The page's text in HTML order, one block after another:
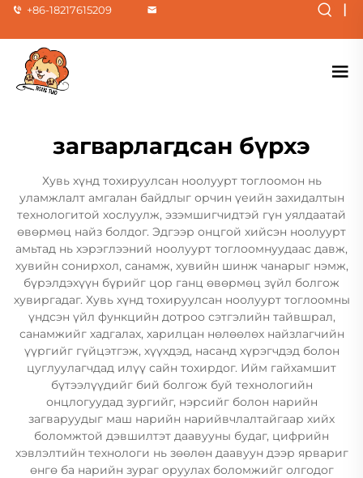
+86-18217615209 |
загварлагдсан бүрхэ
Хувь хүнд тохируулсан ноолуурт тоглоомон нь
уламжлалт амгалан байдлыг орчин үеийн захидалтын
технологитой хослуулж, эзэмшигчидтэй гүн уялдаатай
өвөрмөц найз болдог. Эдгээр онцгой хийсэн ноолуурт
амьтад нь хэрэглээний ноолуурт тоглоомнуудаас давж,
хувийн сонирхол, санамж, хувийн шинж чанарыг нэмж,
бүрэлдэхүүн бүрийг цор ганц өвөрмөц зүйл болгож
хувиргадаг. Хувь хүнд тохируулсан ноолуурт тоглоомны
үндсэн үйл функцийн дотроо сэтгэлийн тайвшрал,
санамжийг хадгалах, харилцан нөлөөлөх найзлагчийн
үүргийг гүйцэтгэж, хүүхдэд, насанд хүрэгчдэд болон
цуглуулагчдад илүү сайн тохирдог. Ийм гайхамшит
бүтээлүүдийг бий болгож буй технологийн
онцлогуудад зургийг, нэрсийг болон нарийн
загваруудыг маш нарийн нарийвчлалтайгаар хийх
боломжтой дэвшилтэт даавууны будаг, цифрийн
хэвлэлтийн технологи нь зөөлөн даавуун дээр ярвариг
өнгө ба нарийн зураг оруулах боломжийг олгодог